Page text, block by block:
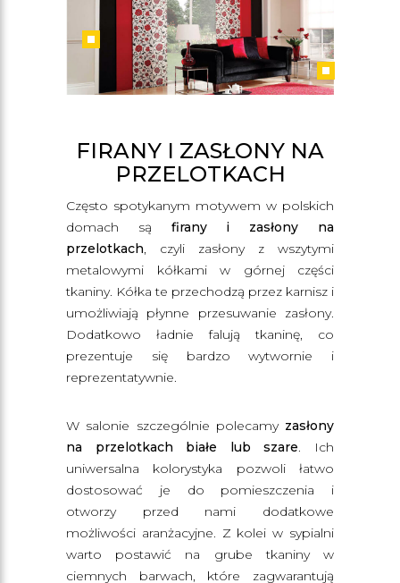
FIRANY I ZASŁONY NA
PRZELOTKACH
Często spotykanym motywem w polskich
domach są firany i zasłony na
przelotkach, czyli zasłony z wszytymi
metalowymi kółkami w górnej części
tkaniny. Kółka te przechodzą przez karnisz i
umożliwiają płynne przesuwanie zasłony.
Dodatkowo ładnie falują tkaninę, co
prezentuje się bardzo wytwornie i
reprezentatywnie.
W salonie szczególnie polecamy zasłony
na przelotkach białe lub szare. Ich
uniwersalna kolorystyka pozwoli łatwo
dostosować je do pomieszczenia i
otworzy przed nami dodatkowe
możliwości aranżacyjne. Z kolei w sypialni
warto postawić na grube tkaniny w
ciemnych barwach, które zagwarantują